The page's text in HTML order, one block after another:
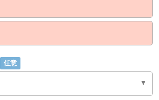
任意